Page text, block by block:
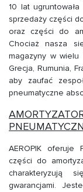
10 lat
sprzedaży części
oraz części do
Chociaż nasza
magazyny w wielu
Grecja, Rumunia,
aby zaufać
pneumatyczne
AEROPIK oferuje
części do
charakteryzują
gwarancjami.